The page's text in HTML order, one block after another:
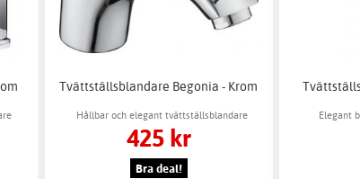
Tvättställsblandare Begonia - Krom
Hållbar och elegant tvättställsblandare
425 kr
Bra deal!
Elegant